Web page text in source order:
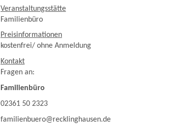
Veranstaltungsstätte
Familienbüro
Preisinformationen
kostenfrei/ ohne Anmeldung
Kontakt
Fragen an:
Familienbüro
02361 50 2323
familienbuero@recklinghausen.de